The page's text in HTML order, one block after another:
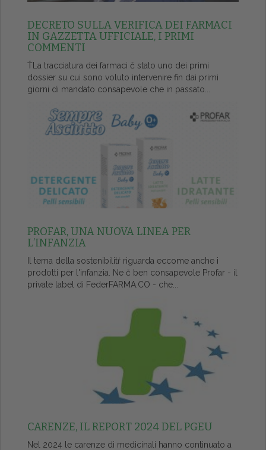
DECRETO SULLA VERIFICA DEI FARMACI
IN GAZZETTA UFFICIALE, I PRIMI
COMMENTI
ŤLa tracciatura dei farmaci č stato uno dei primi
dossier su cui sono voluto intervenire fin dai primi
giorni di mandato consapevole che in passato...
PROFAR, UNA NUOVA LINEA PER
L’INFANZIA
Il tema della sostenibilitŕ riguarda eccome anche i
prodotti per l'infanzia. Ne č ben consapevole Profar - il
private label di FederFARMA.CO - che...
CARENZE, IL REPORT 2024 DEL PGEU
Nel 2024 le carenze di medicinali hanno continuato a